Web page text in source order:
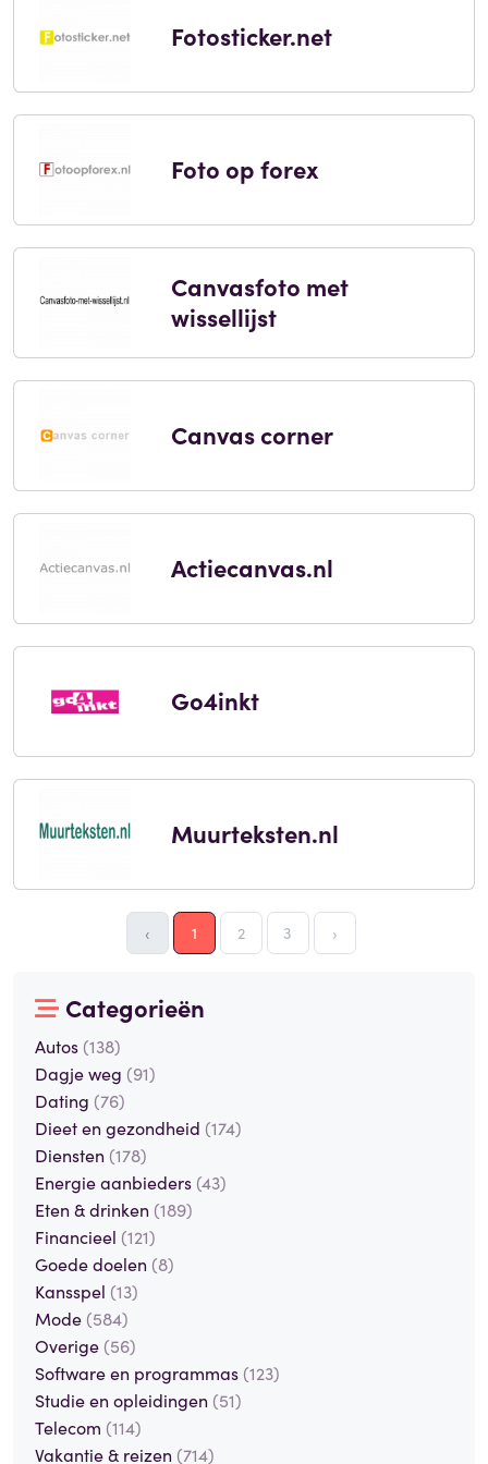
Fotosticker.net
Foto op forex
Canvasfoto met
wissellijst
Canvas corner
Actiecanvas.nl
Go4inkt
Muurteksten.nl
‹ 1 2 3 ›
Categorieën
Autos (138)
Dagje weg (91)
Dating (76)
Dieet en gezondheid (174)
Diensten (178)
Energie aanbieders (43)
Eten & drinken (189)
Financieel (121)
Goede doelen (8)
Kansspel (13)
Mode (584)
Overige (56)
Software en programmas (123)
Studie en opleidingen (51)
Telecom (114)
Vakantie & reizen (714)